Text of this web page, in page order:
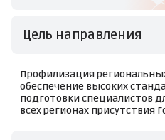
Цель направления
Профилизация
обеспечение высоких
подготовки специалистов
всех регионах присутствия